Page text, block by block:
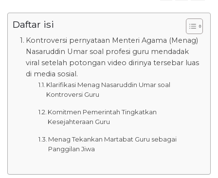
Daftar isi
Kontroversi pernyataan Menteri Agama (Menag)
Nasaruddin Umar soal profesi guru mendadak
viral setelah potongan video dirinya tersebar luas
di media sosial.
Klarifikasi Menag Nasaruddin Umar soal
Kontroversi Guru
Komitmen Pemerintah Tingkatkan
Kesejahteraan Guru
Menag Tekankan Martabat Guru sebagai
Panggilan Jiwa